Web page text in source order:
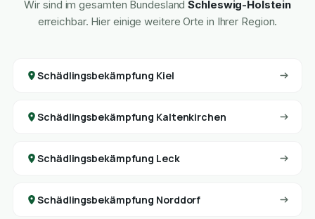
Wir sind im gesamten BundeslandSchleswig-Holstein
erreichbar. Hier einige weitere Orte in Ihrer Region.
Schädlingsbekämpfung Kiel
Schädlingsbekämpfung Kaltenkirchen
Schädlingsbekämpfung Leck
Schädlingsbekämpfung Norddorf